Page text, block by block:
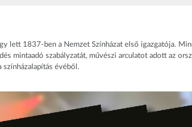
lett 1837-ben a Nemzet Színházat első igazgatója.
mintaadó szabályzatát, művészi arculatot adott az
színházalapítás évéből.